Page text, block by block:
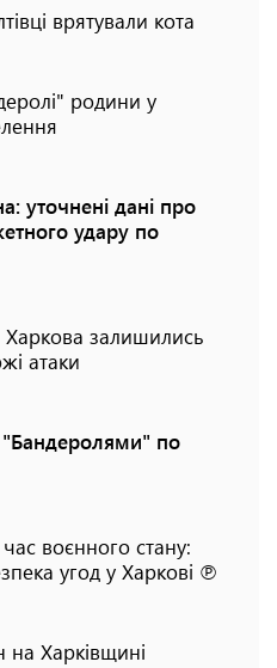
врятували кота
родини у
уточнені дані про
удару по
залишились
атаки
"Бандеролями" по
воєнного стану:
угод у Харкові ℗
на Харківщині